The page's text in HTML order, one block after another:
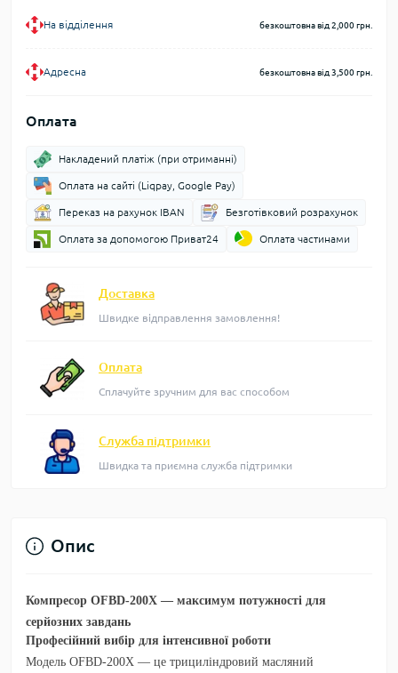
На відділення безкоштовна від 2,000 грн.
Адресна безкоштовна від 3,500 грн.
Оплата
Накладений платіж (при отриманні)
Оплата на сайті (Liqpay, Google Pay)
Переказ на рахунок IBAN Безготівковий розрахунок
Оплата за допомогою Приват24 Оплата частинами
Доставка
Швидке відправлення замовлення!
Оплата
Сплачуйте зручним для вас способом
Служба підтримки
Швидка та приємна служба підтримки
Опис
Компресор OFBD-200X — максимум потужності для
серйозних завдань
Професійний вибір для інтенсивної роботи
Модель OFBD-200X — це трициліндровий масляний